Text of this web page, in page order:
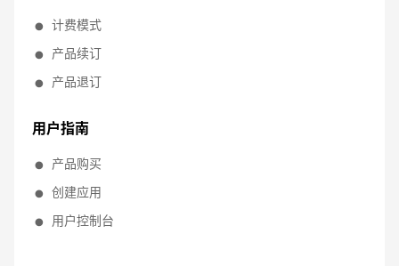
计费模式
产品续订
产品退订
用户指南
产品购买
创建应用
用户控制台